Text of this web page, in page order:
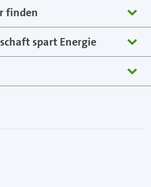
finden
spart Energie